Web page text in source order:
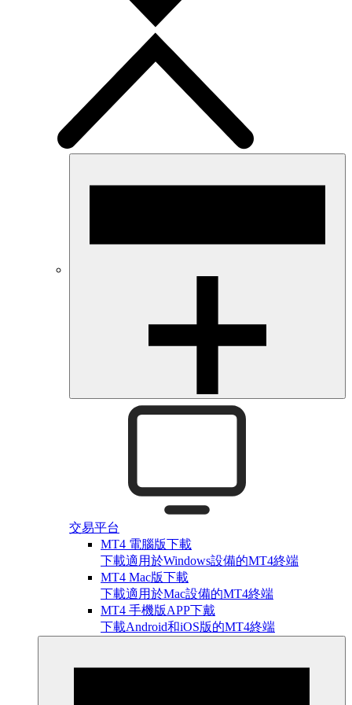
交易平台
MT4 電腦版下載
下載適用於Windows設備的MT4終端
MT4 Mac版下載
下載適用於Mac設備的MT4終端
MT4 手機版APP下戴
下載Android和iOS版的MT4終端